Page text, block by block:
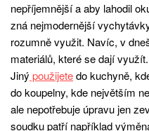
nepříjemnější a aby lahodil
zná nejmodernější
rozumně využit. Navíc, v
materiálů, které se dají
Jiný použijetedo kuchyně,
do koupelny, kde největším
ale nepotřebuje úpravu jen
soudku patří například